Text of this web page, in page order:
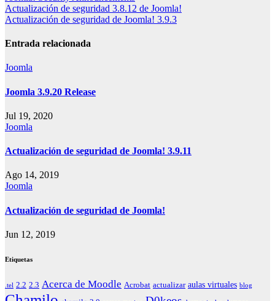
Navegación
de
entradas
Actualización de seguridad 3.8.12 de Joomla!
Actualización de seguridad de Joomla! 3.9.3
Entrada relacionada
Joomla
Joomla 3.9.20 Release
Jul 19, 2020
Joomla
Actualización de seguridad de Joomla! 3.9.11
Ago 14, 2019
Joomla
Actualización de seguridad de Joomla!
Jun 12, 2019
Etiquetas
.tel 2.2 2.3 Acerca de Moodle Acrobat actualizar aulas virtuales blog